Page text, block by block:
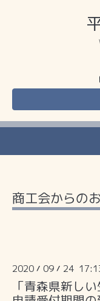
商工会からの
2020 / 09 / 24
「青森県新し